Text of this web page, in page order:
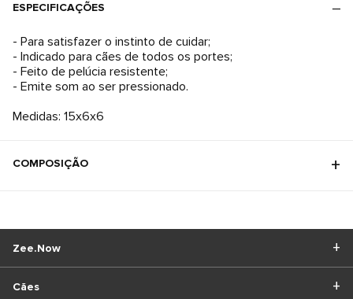
ESPECIFICAÇÕES
- Para satisfazer o instinto de cuidar;
- Indicado para cães de todos os portes;
- Feito de pelúcia resistente;
- Emite som ao ser pressionado.
COMPOSIÇÃO
Cães
Zee.Now